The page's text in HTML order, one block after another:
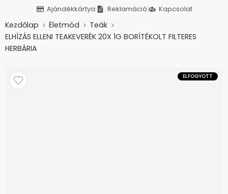
Ajándékkártya Reklamáció Kapcsolat
Kezdőlap Életmód
Teák
ELHÍZÁS ELLENI TEAKEVERÉK 20X 1G BORÍTÉKOLT FILTERES
HERBÁRIA
ELFOGYOTT